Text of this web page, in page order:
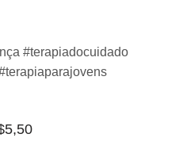
#terapiadocuidado
5,50